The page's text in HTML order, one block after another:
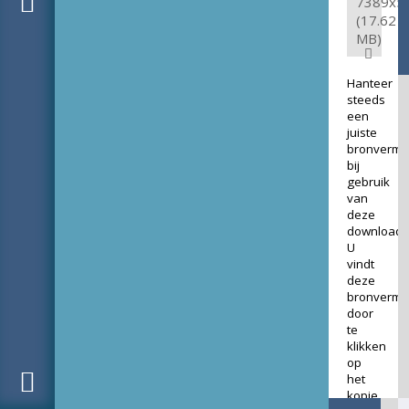
(17.62
MB)
Hanteer
steeds
een
juiste
bij
gebruik
van
deze
download.
U
vindt
deze
door
te
klikken
op
het
kopje